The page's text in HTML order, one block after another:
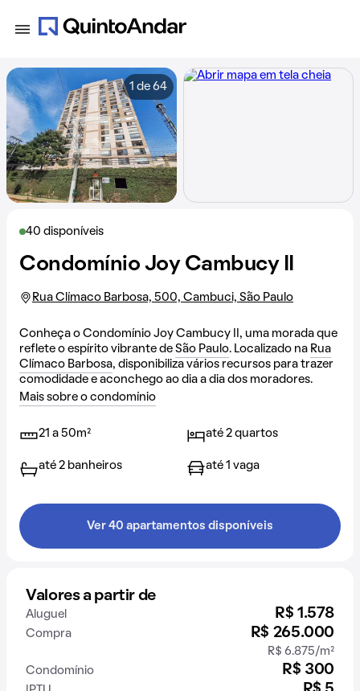
40 disponíveis
Condomínio Joy Cambucy II
Rua Clímaco Barbosa, 500, Cambuci, São Paulo
Conheça o Condomínio Joy Cambucy II, uma morada que
reflete o espírito vibrante de São Paulo. Localizado na Rua
Clímaco Barbosa, disponibiliza vários recursos para trazer
comodidade e aconchego ao dia a dia dos moradores.
Mais sobre o condomínio
21 a 50m² até 2 quartos
até 2 banheiros até 1 vaga
Ver 40 apartamentos disponíveis
Valores a partir de
Aluguel R$ 1.578
Compra R$ 265.000
R$ 6.875/m²
Condomínio
R$ 300
1 de 64